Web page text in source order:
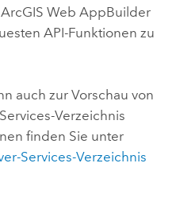
ArcGIS Web AppBuilder
API-Funktionen zu
auch zur Vorschau von
Verzeichnis
finden Sie unter
-Services-Verzeichnis